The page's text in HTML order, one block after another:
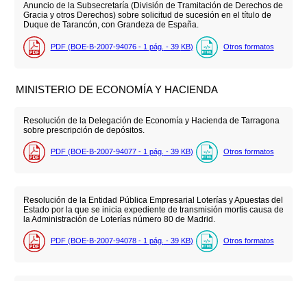
Anuncio de la Subsecretaría (División de Tramitación de Derechos de
Gracia y otros Derechos) sobre solicitud de sucesión en el título de
Duque de Tarancón, con Grandeza de España.
PDF (BOE-B-2007-94076 - 1 pág. - 39 KB) Otros formatos
MINISTERIO DE ECONOMÍA Y HACIENDA
Resolución de la Delegación de Economía y Hacienda de Tarragona
sobre prescripción de depósitos.
PDF (BOE-B-2007-94077 - 1 pág. - 39 KB) Otros formatos
Resolución de la Entidad Pública Empresarial Loterías y Apuestas del
Estado por la que se inicia expediente de transmisión mortis causa de
la Administración de Loterías número 80 de Madrid.
PDF (BOE-B-2007-94078 - 1 pág. - 39 KB) Otros formatos